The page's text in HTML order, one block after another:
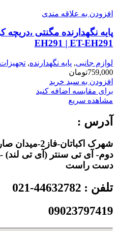
افزودن به علاقه مندی
EH291 | ET-EH291
لوازم جانبی, پایه نگهدارنده,
759,000تومان
افزودن به سبد خرید
برای مقایسه اضافه کنید
مشاهده سریع
آدرس :
شهرک اکباتان-
دوم- آی تی سنتر (آی تی لند)
دست راست
تلفن : 44632782-021
09023797419